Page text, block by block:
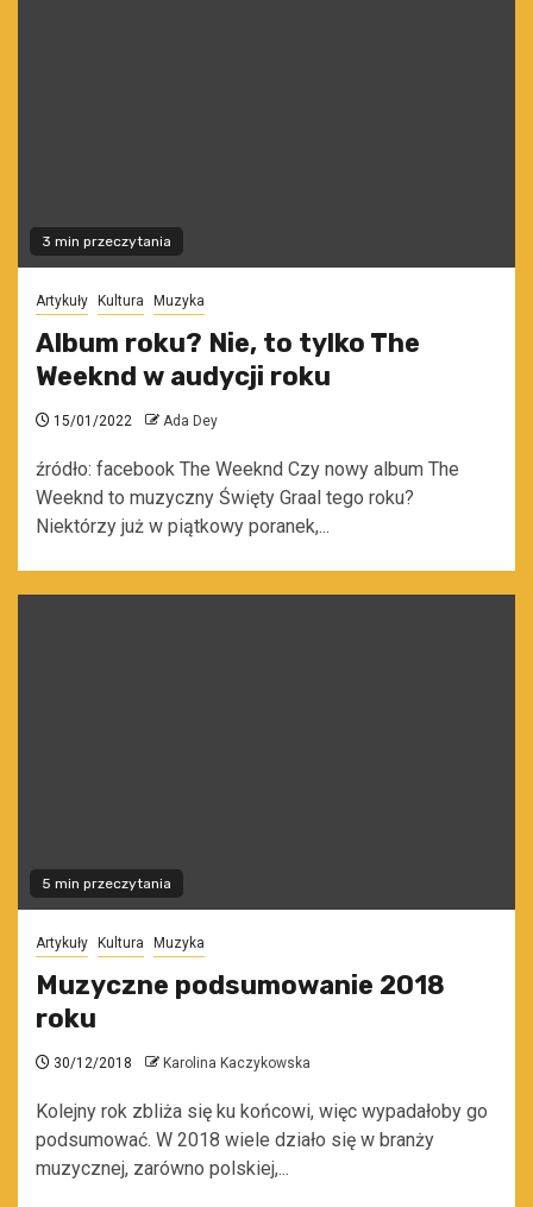
3 min przeczytania
Artykuły Kultura Muzyka
Album roku? Nie, to tylko The
Weeknd w audycji roku
15/01/2022 Ada Dey
źródło: facebook The Weeknd Czy nowy album The
Weeknd to muzyczny Święty Graal tego roku?
Niektórzy już w piątkowy poranek,...
5 min przeczytania
Artykuły Kultura Muzyka
Muzyczne podsumowanie 2018
roku
30/12/2018 Karolina Kaczykowska
Kolejny rok zbliża się ku końcowi, więc wypadałoby go
podsumować. W 2018 wiele działo się w branży
muzycznej, zarówno polskiej,...